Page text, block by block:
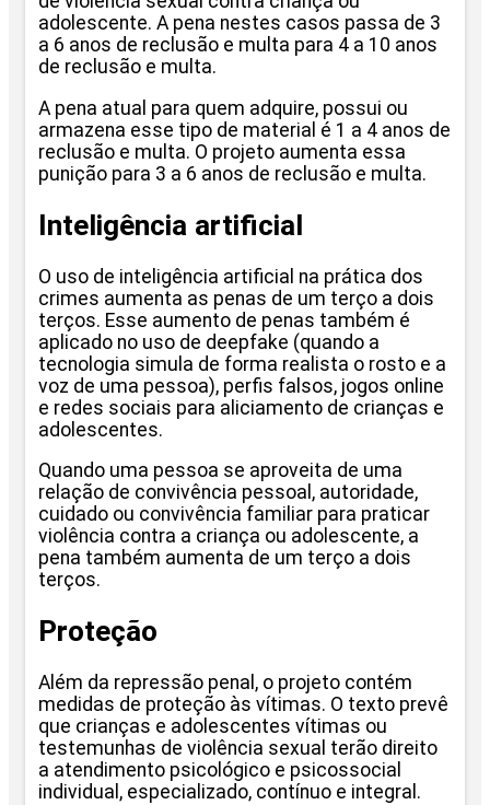
adolescente. A pena nestes casos passa de 3
a 6 anos de reclusão e multa para 4 a 10 anos
de reclusão e multa.
A pena atual para quem adquire, possui ou
armazena esse tipo de material é 1 a 4 anos de
reclusão e multa. O projeto aumenta essa
punição para 3 a 6 anos de reclusão e multa.
Inteligência artificial
O uso de inteligência artificial na prática dos
crimes aumenta as penas de um terço a dois
terços. Esse aumento de penas também é
aplicado no uso de deepfake (quando a
tecnologia simula de forma realista o rosto e a
voz de uma pessoa), perfis falsos, jogos online
e redes sociais para aliciamento de crianças e
adolescentes.
Quando uma pessoa se aproveita de uma
relação de convivência pessoal, autoridade,
cuidado ou convivência familiar para praticar
violência contra a criança ou adolescente, a
pena também aumenta de um terço a dois
terços.
Proteção
Além da repressão penal, o projeto contém
medidas de proteção às vítimas. O texto prevê
que crianças e adolescentes vítimas ou
testemunhas de violência sexual terão direito
a atendimento psicológico e psicossocial
individual, especializado, contínuo e integral.